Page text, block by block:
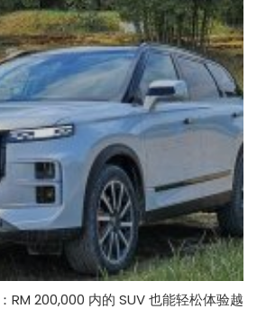
RM 200,000 内的 SUV 也能轻松体验越